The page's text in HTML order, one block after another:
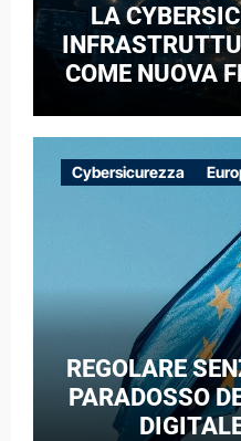
LA
COME NUOVA
CASO DELLE
EUROPEE NEL
Cybersicurezza
REGOLARE
PARADOSSO